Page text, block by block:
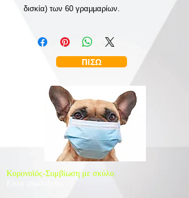
δισκία) των 60 γραμμαρίων.
ΠΙΣΩ
Κορονοϊός-Συμβίωση με σκύλο.